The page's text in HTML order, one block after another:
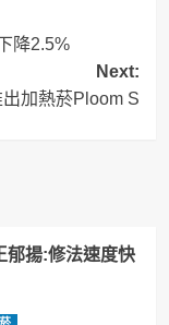
降2.5%
Next:
加熱菸Ploom S
揚:修法速度快